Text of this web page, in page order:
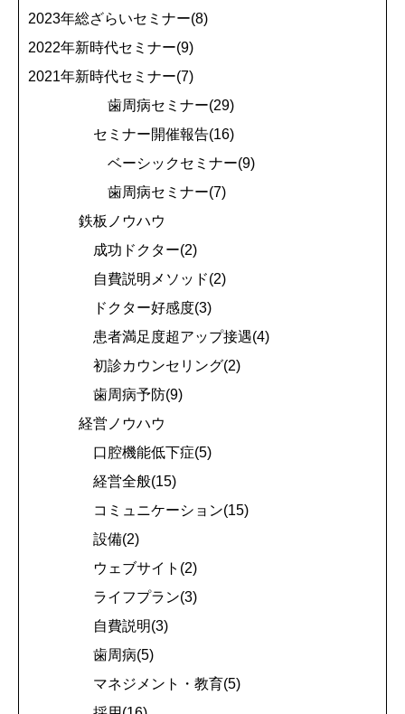
2023年総ざらいセミナー(8)
2022年新時代セミナー(9)
2021年新時代セミナー(7)
歯周病セミナー(29)
セミナー開催報告(16)
ベーシックセミナー(9)
歯周病セミナー(7)
鉄板ノウハウ
成功ドクター(2)
自費説明メソッド(2)
ドクター好感度(3)
患者満足度超アップ接遇(4)
初診カウンセリング(2)
歯周病予防(9)
経営ノウハウ
口腔機能低下症(5)
経営全般(15)
コミュニケーション(15)
設備(2)
ウェブサイト(2)
ライフプラン(3)
自費説明(3)
歯周病(5)
マネジメント・教育(5)